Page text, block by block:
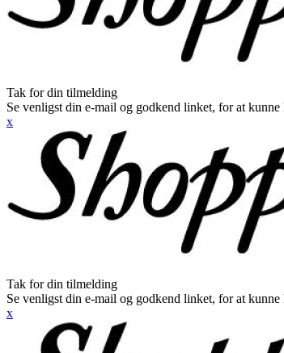
Tak for din tilmelding
Se venligst din e-mail og godkend linket, for at
x
Tak for din tilmelding
Se venligst din e-mail og godkend linket, for at
x